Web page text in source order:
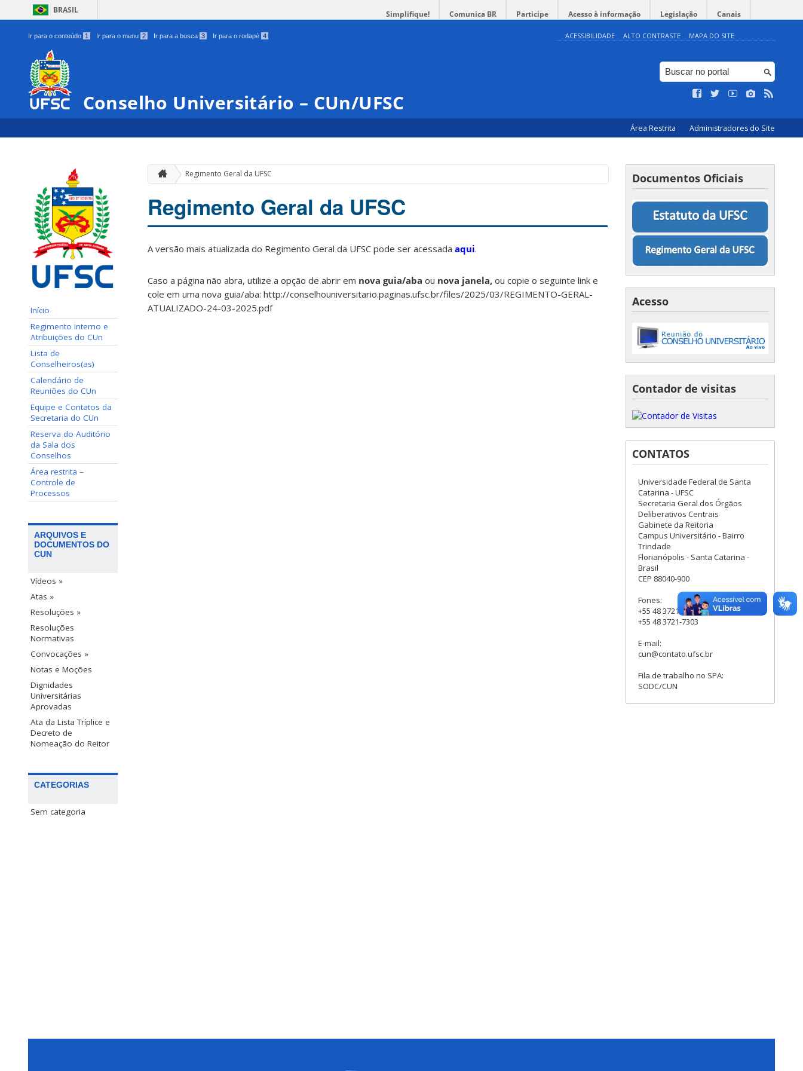
BRASIL Simplifique! Comunica BR Participe Acesso à informação Legislação Canais
Ir para o conteúdo 1 Ir para o menu 2 Ir para a busca 3 Ir para o rodapé 4 ACESSIBILIDADE ALTO CONTRASTE MAPA DO SITE
Conselho Universitário – CUn/UFSC
Área Restrita Administradores do Site
Início
Regimento Interno e
Atribuições do CUn
Lista de
Conselheiros(as)
Calendário de
Reuniões do CUn
Equipe e Contatos da
Secretaria do CUn
Reserva do Auditório
da Sala dos
Conselhos
Área restrita –
Controle de
Processos
ARQUIVOS E
DOCUMENTOS DO
CUN
Vídeos »
Atas »
Resoluções »
Resoluções
Normativas
Convocações »
Notas e Moções
Dignidades
Universitárias
Aprovadas
Ata da Lista Tríplice e
Decreto de
Nomeação do Reitor
CATEGORIAS
Sem categoria
Regimento Geral da UFSC
Regimento Geral da UFSC
A versão mais atualizada do Regimento Geral da UFSC pode ser acessada aqui.
Caso a página não abra, utilize a opção de abrir em nova guia/aba ou nova janela, ou copie o seguinte link e
cole em uma nova guia/aba: http://conselhouniversitario.paginas.ufsc.br/files/2025/03/REGIMENTO-GERAL-
ATUALIZADO-24-03-2025.pdf
Documentos Oficiais
Acesso
Contador de visitas
CONTATOS
Universidade Federal de Santa
Catarina - UFSC
Secretaria Geral dos Órgãos
Deliberativos Centrais
Gabinete da Reitoria
Campus Universitário - Bairro
Trindade
Florianópolis - Santa Catarina -
Brasil
CEP 88040-900
Fones:
+55 48 3721-7302
+55 48 3721-7303
E-mail:
cun@contato.ufsc.br
Fila de trabalho no SPA:
SODC/CUN